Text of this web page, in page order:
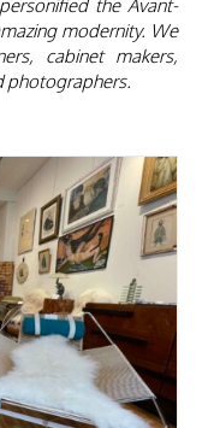
century Art and
the Avant-
modernity. We
cabinet makers,